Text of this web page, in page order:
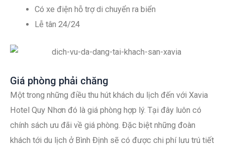
Có xe điện hỗ trợ di chuyển ra biển
Lễ tân 24/24
Giá phòng phải chăng
Một trong những điều thu hút khách du lịch đến với Xavia
Hotel Quy Nhơn đó là giá phòng hợp lý. Tại đây luôn có
chính sách ưu đãi về giá phòng. Đặc biệt những đoàn
khách tới du lịch ở Bình Định sẽ có được chi phí lưu trú tiết